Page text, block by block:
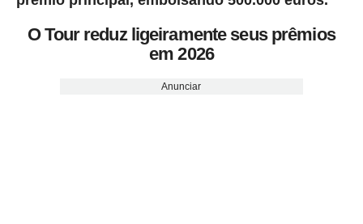
O Tour reduz ligeiramente seus prêmios
em 2026
Anunciar